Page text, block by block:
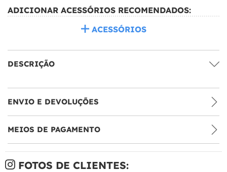
ADICIONAR ACESSÓRIOS RECOMENDADOS:
ACESSÓRIOS
DESCRIÇÃO
ENVIO E DEVOLUÇÕES
MEIOS DE PAGAMENTO
FOTOS DE CLIENTES: